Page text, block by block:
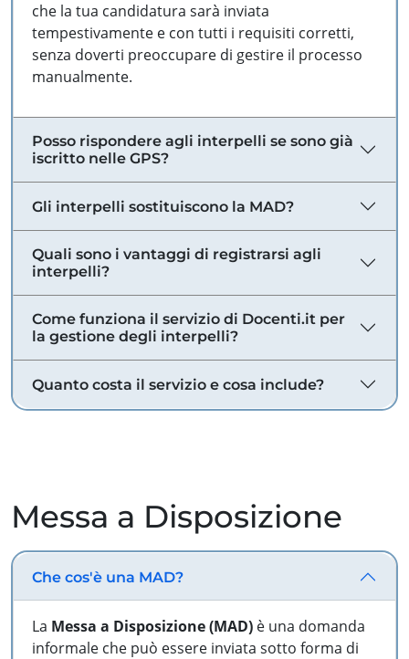
che la tua candidatura sarà inviata
tempestivamente e con tutti i requisiti corretti,
senza doverti preoccupare di gestire il processo
manualmente.
Posso rispondere agli interpelli se sono già
iscritto nelle GPS?
Gli interpelli sostituiscono la MAD?
Quali sono i vantaggi di registrarsi agli
interpelli?
Come funziona il servizio di Docenti.it per
la gestione degli interpelli?
Quanto costa il servizio e cosa include?
Messa a Disposizione
Che cos'è una MAD?
La Messa a Disposizione (MAD) è una domanda
informale che può essere inviata sotto forma di